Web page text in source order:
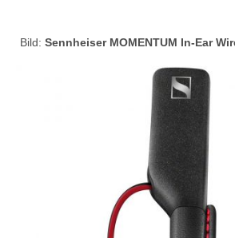
Bild: Sennheiser MOMENTUM In-Ear